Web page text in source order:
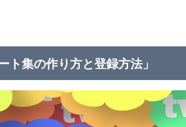
集の作り方と登録方法」